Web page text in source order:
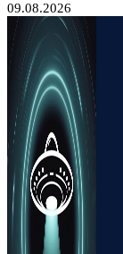
09.08.2026